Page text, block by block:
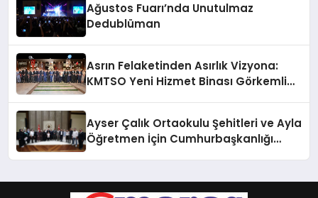
Ağustos Fuarı’nda Unutulmaz
Dedublüman
Asrın Felaketinden Asırlık Vizyona:
KMTSO Yeni Hizmet Binası Görkemli
Ayser Çalık Ortaokulu Şehitleri ve Ayla
Öğretmen İçin Cumhurbaşkanlığı